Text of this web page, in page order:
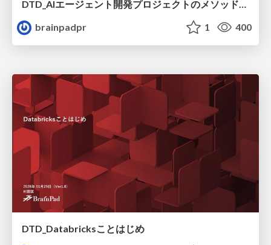
DTD_AIエージェント開発プロジェクトのメソッドを体系化してみる
brainpadpr
1 400
DTD_Databricksことはじめ